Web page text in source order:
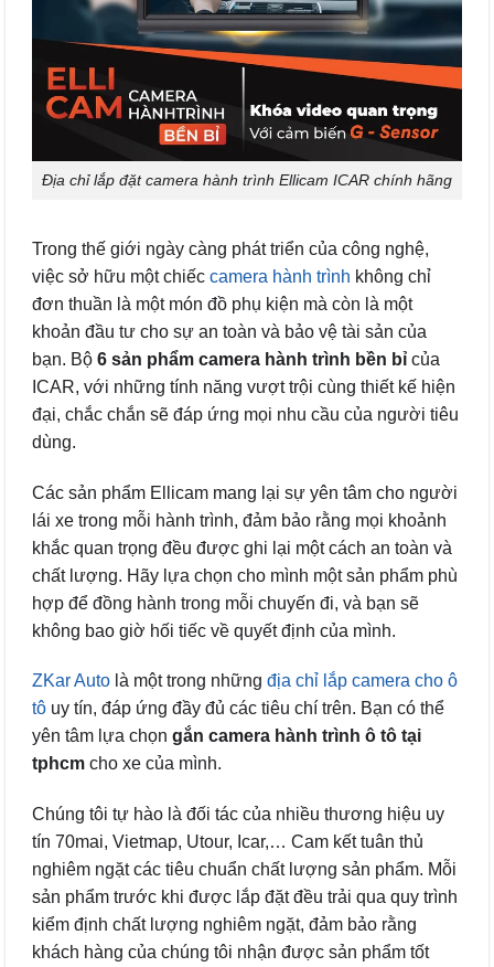
Địa chỉ lắp đặt camera hành trình Ellicam ICAR chính hãng
Trong thế giới ngày càng phát triển của công nghệ,
việc sở hữu một chiếc camera hành trình không chỉ
đơn thuần là một món đồ phụ kiện mà còn là một
khoản đầu tư cho sự an toàn và bảo vệ tài sản của
bạn. Bộ 6 sản phẩm camera hành trình bền bỉ của
ICAR, với những tính năng vượt trội cùng thiết kế hiện
đại, chắc chắn sẽ đáp ứng mọi nhu cầu của người tiêu
dùng.
Các sản phẩm Ellicam mang lại sự yên tâm cho người
lái xe trong mỗi hành trình, đảm bảo rằng mọi khoảnh
khắc quan trọng đều được ghi lại một cách an toàn và
chất lượng. Hãy lựa chọn cho mình một sản phẩm phù
hợp để đồng hành trong mỗi chuyến đi, và bạn sẽ
không bao giờ hối tiếc về quyết định của mình.
ZKar Auto là một trong những địa chỉ lắp camera cho ô
tô uy tín, đáp ứng đầy đủ các tiêu chí trên. Bạn có thể
yên tâm lựa chọn gắn camera hành trình ô tô tại
tphcm cho xe của mình.
Chúng tôi tự hào là đối tác của nhiều thương hiệu uy
tín 70mai, Vietmap, Utour, Icar,… Cam kết tuân thủ
nghiêm ngặt các tiêu chuẩn chất lượng sản phẩm. Mỗi
sản phẩm trước khi được lắp đặt đều trải qua quy trình
kiểm định chất lượng nghiêm ngặt, đảm bảo rằng
khách hàng của chúng tôi nhận được sản phẩm tốt